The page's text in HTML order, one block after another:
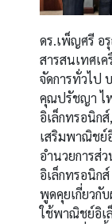
ดร.เพ็ญศรี อ
สารสนเทศเ
จัดการทั่วไป
คุณปรัชญา ไ
อิเล็กทรอนิก
เสริมพาณิชย์
อำนวยการส่
อิเล็กทรอนิก
พูดคุยเกี่ยวกับ
ใช้พาณิชย์อิเ